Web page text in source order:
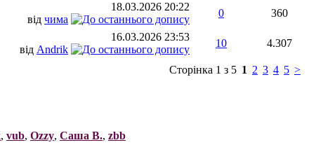
18.03.2026 20:22
від чима
0
360
16.03.2026 23:53
від Andrik
10 4.307
Сторінка 1 з 5 1 2 3 4 5 >
, vub, Оzzy, Саша В., zbb